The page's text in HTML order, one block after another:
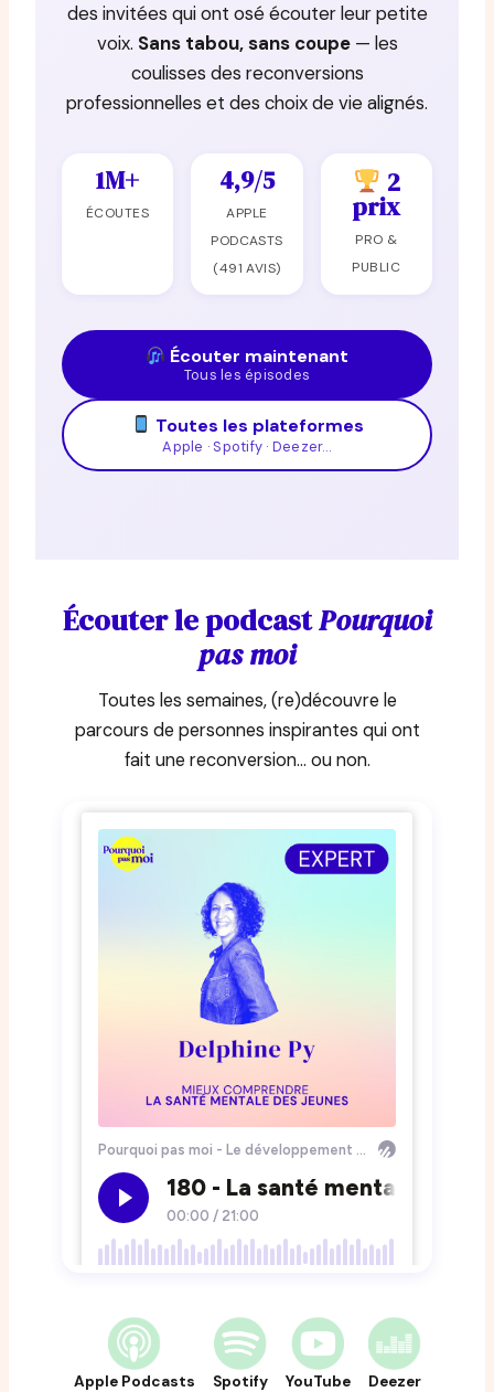
des invitées qui ont osé écouter leur petite
voix. Sans tabou, sans coupe— les
coulisses des reconversions
professionnelles et des choix de vie alignés.
1M+
ÉCOUTES
4,9/5
APPLE
PODCASTS
(491 AVIS)
2
prix
PRO &
PUBLIC
Écouter maintenant
Tous les épisodes
Toutes les plateformes
Apple · Spotify · Deezer…
Écouter le podcastPourquoi
pas moi
Toutes les semaines, (re)découvre le
parcours de personnes inspirantes qui ont
fait une reconversion… ou non.
Apple Podcasts Spotify YouTube Deezer